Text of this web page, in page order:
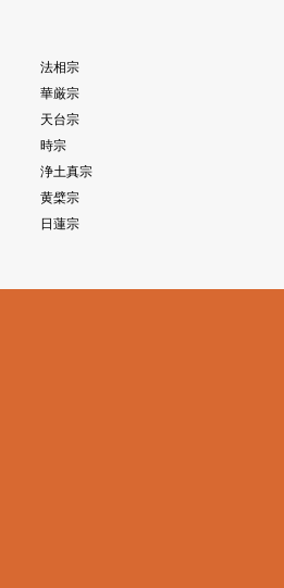
法相宗
華厳宗
天台宗
時宗
浄土真宗
黄檗宗
日蓮宗